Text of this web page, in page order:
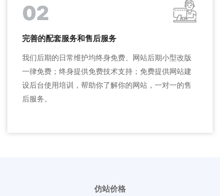
02
完善的配套服务和售后服务
我们后期的日常维护均终身免费、网站后期小型改版
一律免费；终身提供免费技术支持；免费提供网站建
设后台使用培训，帮助你了解你的网站，一对一的售
后服务。
仿站价格